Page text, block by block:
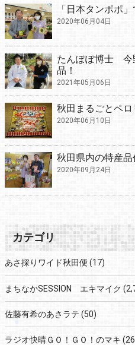
「日本タンポポ
2020年06月04日
たんぽぽ博士 今
品！
2021年05月06日
秋田まるごとペ
2020年06月10日
秋田県内の特産
2020年09月24日
カテゴリ
あさ採りワイド秋田便 (17)
まちなかSESSION エキマイク
佐藤有希のあさラテ (50)
ラジオ快晴ＧＯ！ＧＯ！のマキ